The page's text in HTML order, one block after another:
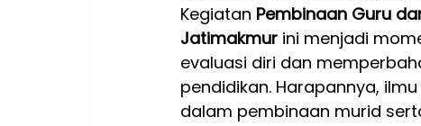
Kegiatan Pembinaan Guru
Jatimakmur ini menjadi
evaluasi diri dan
pendidikan. Harapannya,
dalam pembinaan murid